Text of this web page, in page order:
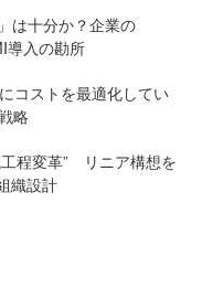
は十分か？企業の
導入の勘所
コストを最適化してい
略
程変革” リニア構想を
織設計